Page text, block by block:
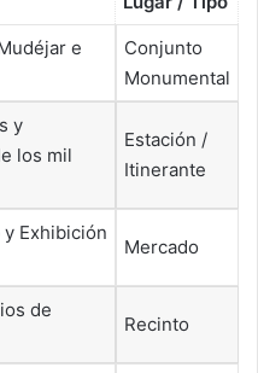
e
Conjunto
Monumental
y
los mil
Estación /
Itinerante
y Exhibición
Mercado
de
Recinto